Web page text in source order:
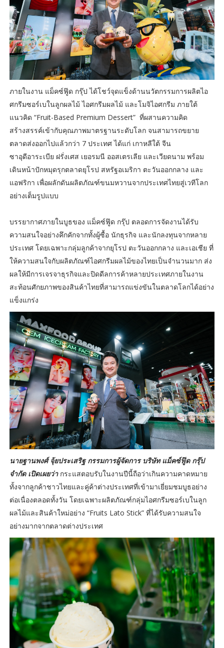
ภายในงาน แม็คซ์ฟู๊ด กรุ๊ป ได้โชว์จุดแข็งด้านนวัตกรรมการผลิตไอ
ศกรีมซอร์เบในลูกผลไม้ ไอศกรีมผลไม้ และโมจิไอศกรีม ภายใต้
แนวคิด “Fruit-Based Premium Dessert” ที่ผสานความคิด
สร้างสรรค์เข้ากับคุณภาพมาตรฐานระดับโลก จนสามารถขยาย
ตลาดส่งออกไปแล้วกว่า 7 ประเทศ ได้แก่ เกาหลีใต้ จีน
ซาอุดีอาระเบีย ฝรั่งเศส เยอรมนี ออสเตรเลีย และเวียดนาม พร้อม
เดินหน้าปักหมุดรุกตลาดยุโรป สหรัฐอเมริกา ตะวันออกกลาง และ
แอฟริกา เพื่อผลักดันผลิตภัณฑ์ขนมหวานจากประเทศไทยสู่เวทีโลก
อย่างเต็มรูปแบบ
บรรยากาศภายในบูธของ แม็คซ์ฟู๊ด กรุ๊ป ตลอดการจัดงานได้รับ
ความสนใจอย่างคึกคักจากทั้งผู้ซื้อ นักธุรกิจ และนักลงทุนจากหลาย
ประเทศ โดยเฉพาะกลุ่มลูกค้าจากยุโรป ตะวันออกกลาง และเอเชีย ที่
ให้ความสนใจกับผลิตภัณฑ์ไอศกรีมผลไม้ของไทยเป็นจำนวนมาก ส่ง
ผลให้มีการเจรจาธุรกิจและปิดดีลการค้าหลายประเทศภายในงาน
สะท้อนศักยภาพของสินค้าไทยที่สามารถแข่งขันในตลาดโลกได้อย่าง
แข็งแกร่ง
นายฐานพงศ์ จุ้ยประเสริฐ กรรมการผู้จัดการ บริษัท แม็คซ์ฟู๊ด กรุ๊ป
จำกัด เปิดเผยว่ากระแสตอบรับในงานปีนี้ถือว่าเกินความคาดหมาย
ทั้งจากลูกค้าชาวไทยและคู่ค้าต่างประเทศที่เข้ามาเยี่ยมชมบูธอย่าง
ต่อเนื่องตลอดทั้งวัน โดยเฉพาะผลิตภัณฑ์กลุ่มไอศกรีมซอร์เบในลูก
ผลไม้และสินค้าใหม่อย่าง “Fruits Lato Stick” ที่ได้รับความสนใจ
อย่างมากจากตลาดต่างประเทศ